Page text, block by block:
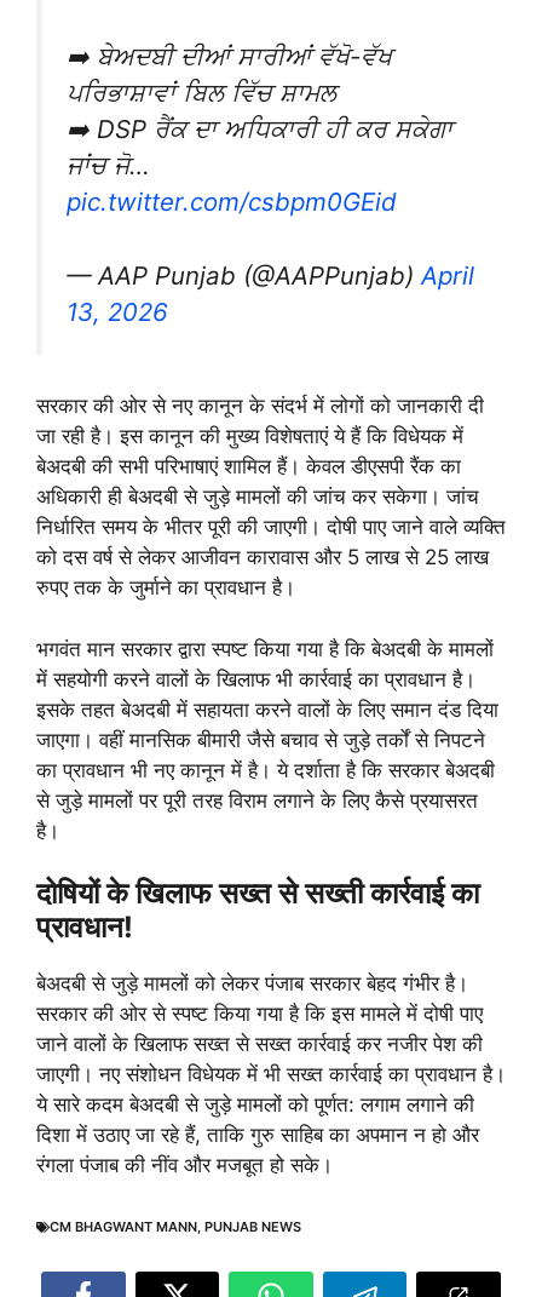
➡️ ਬੇਅਦਬੀ ਦੀਆਂ ਸਾਰੀਆਂ ਵੱਖੋ-ਵੱਖ
ਪਰਿਭਾਸ਼ਾਵਾਂ ਬਿਲ ਵਿੱਚ ਸ਼ਾਮਲ
➡️ DSP ਰੈਂਕ ਦਾ ਅਧਿਕਾਰੀ ਹੀ ਕਰ ਸਕੇਗਾ
ਜਾਂਚ ਜੋ…
pic.twitter.com/csbpm0GEid
— AAP Punjab (@AAPPunjab) April
13, 2026
सरकार की ओर से नए कानून के संदर्भ में लोगों को जानकारी दी
जा रही है। इस कानून की मुख्य विशेषताएं ये हैं कि विधेयक में
बेअदबी की सभी परिभाषाएं शामिल हैं। केवल डीएसपी रैंक का
अधिकारी ही बेअदबी से जुड़े मामलों की जांच कर सकेगा। जांच
निर्धारित समय के भीतर पूरी की जाएगी। दोषी पाए जाने वाले व्यक्ति
को दस वर्ष से लेकर आजीवन कारावास और 5 लाख से 25 लाख
रुपए तक के जुर्माने का प्रावधान है।
भगवंत मान सरकार द्वारा स्पष्ट किया गया है कि बेअदबी के मामलों
में सहयोगी करने वालों के खिलाफ भी कार्रवाई का प्रावधान है।
इसके तहत बेअदबी में सहायता करने वालों के लिए समान दंड दिया
जाएगा। वहीं मानसिक बीमारी जैसे बचाव से जुड़े तर्कों से निपटने
का प्रावधान भी नए कानून में है। ये दर्शाता है कि सरकार बेअदबी
से जुड़े मामलों पर पूरी तरह विराम लगाने के लिए कैसे प्रयासरत
है।
दोषियों के खिलाफ सख्त से सख्ती कार्रवाई का
प्रावधान!
बेअदबी से जुड़े मामलों को लेकर पंजाब सरकार बेहद गंभीर है।
सरकार की ओर से स्पष्ट किया गया है कि इस मामले में दोषी पाए
जाने वालों के खिलाफ सख्त से सख्त कार्रवाई कर नजीर पेश की
जाएगी। नए संशोधन विधेयक में भी सख्त कार्रवाई का प्रावधान है।
ये सारे कदम बेअदबी से जुड़े मामलों को पूर्णत: लगाम लगाने की
दिशा में उठाए जा रहे हैं, ताकि गुरु साहिब का अपमान न हो और
रंगला पंजाब की नींव और मजबूत हो सके।
CM BHAGWANT MANN, PUNJAB NEWS